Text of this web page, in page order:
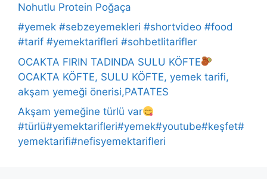
Nohutlu Protein Poğaça
#yemek #sebzeyemekleri #shortvideo #food
#tarif #yemektarifleri #sohbetlitarifler
OCAKTA FIRIN TADINDA SULU KÖFTE
OCAKTA KÖFTE, SULU KÖFTE, yemek tarifi,
akşam yemeği önerisi,PATATES
Akşam yemeğine türlü var
#türlü#yemektarifleri#yemek#youtube#keşfet#
yemektarifi#nefisyemektarifleri